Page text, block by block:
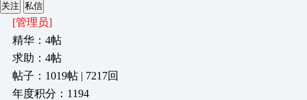
关注 私信
[管理员]
精华：4帖
求助：4帖
帖子：1019帖 | 7217回
年度积分：1194